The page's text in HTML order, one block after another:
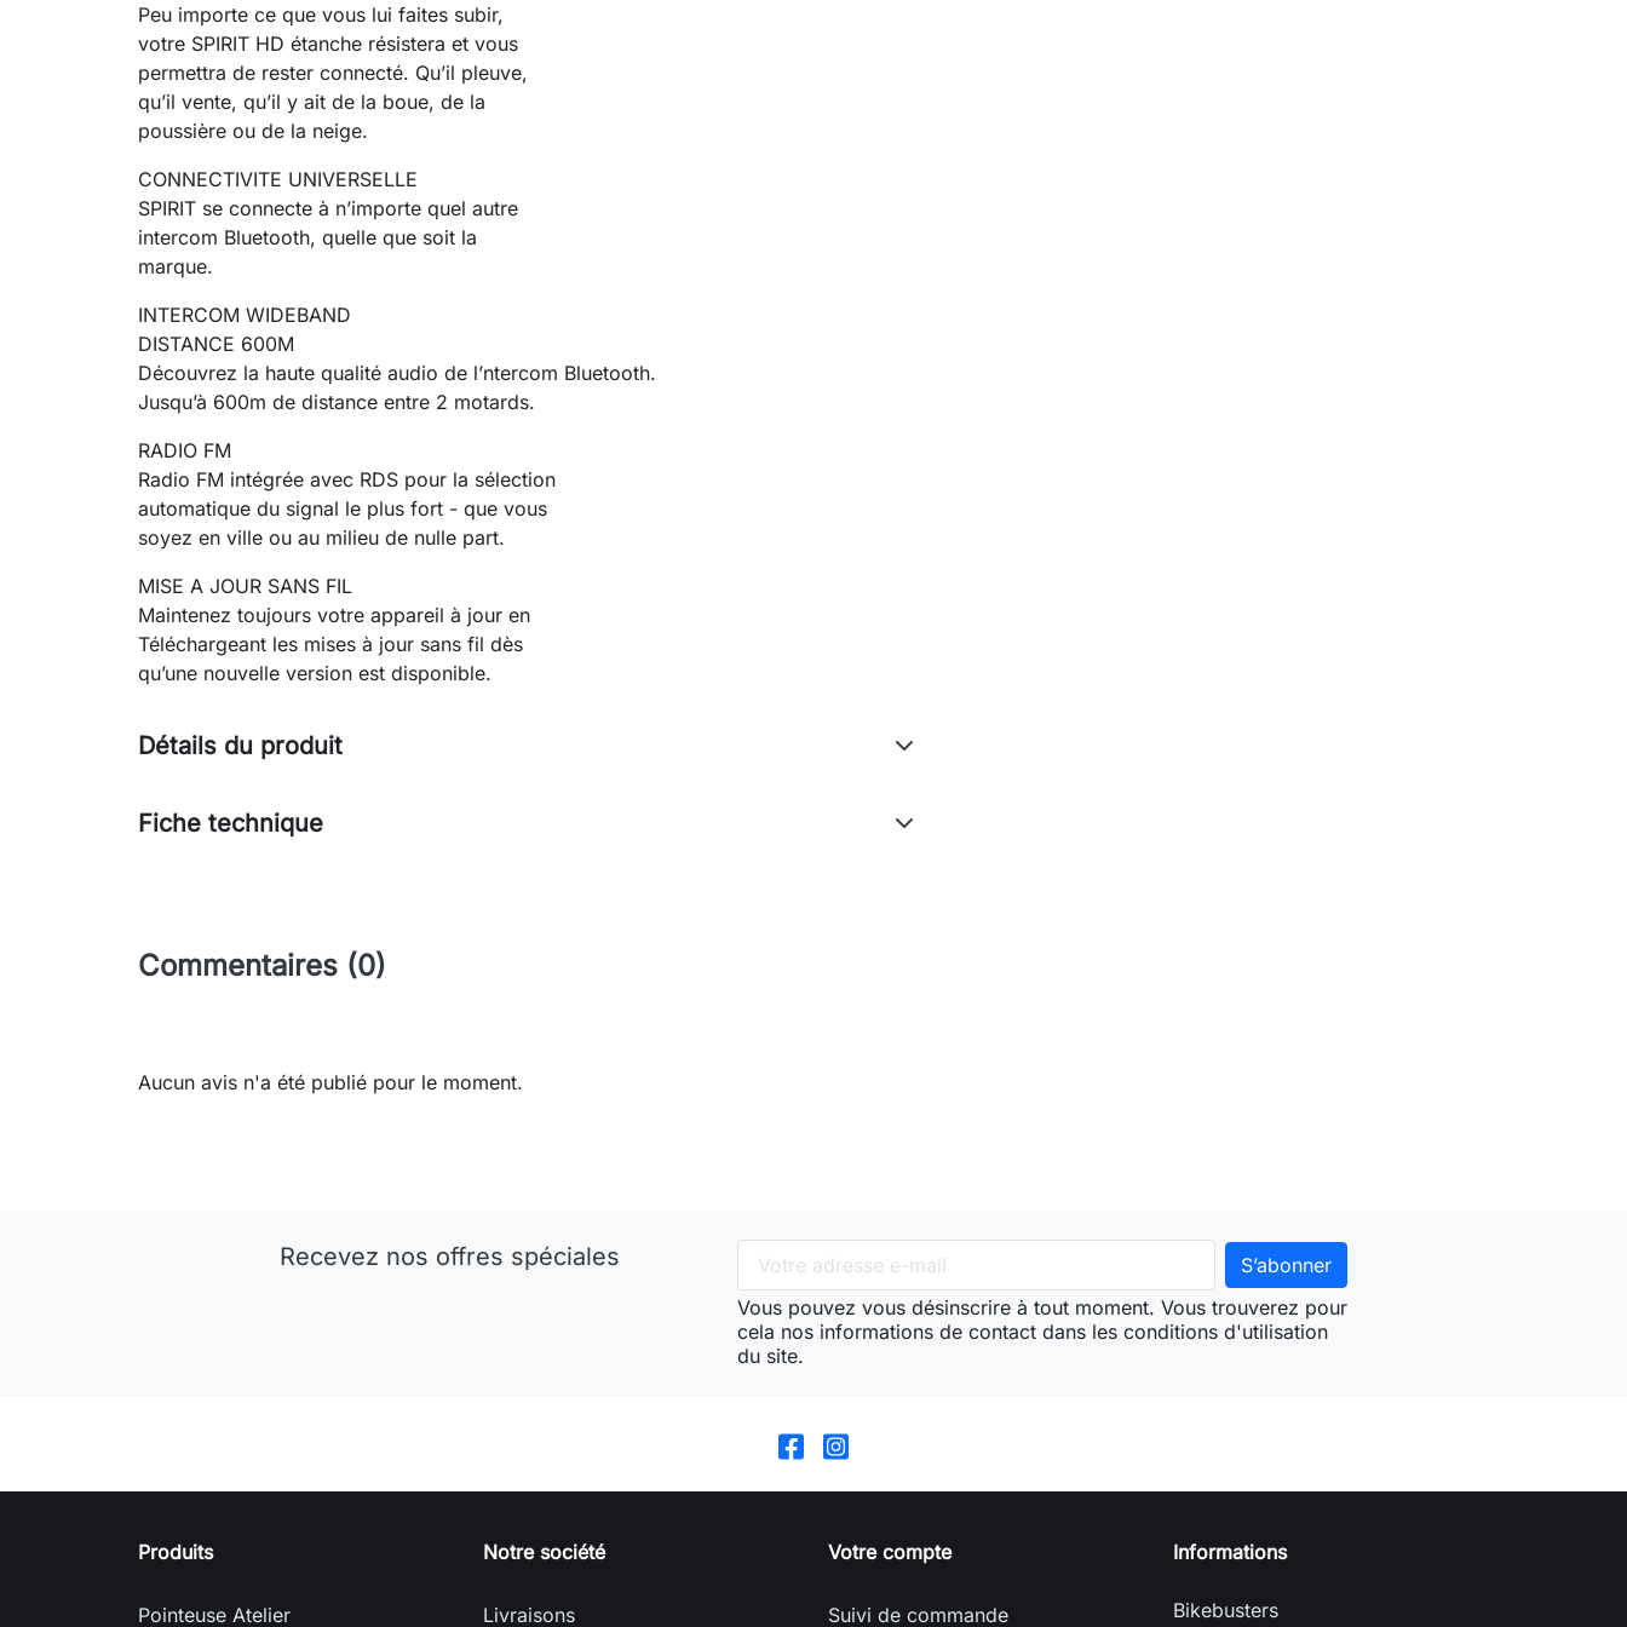
Peu importe ce que vous lui faites subir,
votre SPIRIT HD étanche résistera et vous
permettra de rester connecté. Qu’il pleuve,
qu’il vente, qu’il y ait de la boue, de la
poussière ou de la neige.
CONNECTIVITE UNIVERSELLE
SPIRIT se connecte à n’importe quel autre
intercom Bluetooth, quelle que soit la
marque.
INTERCOM WIDEBAND
DISTANCE 600M
Découvrez la haute qualité audio de l’ntercom Bluetooth.
Jusqu’à 600m de distance entre 2 motards.
RADIO FM
Radio FM intégrée avec RDS pour la sélection
automatique du signal le plus fort - que vous
soyez en ville ou au milieu de nulle part.
MISE A JOUR SANS FIL
Maintenez toujours votre appareil à jour en
Téléchargeant les mises à jour sans fil dès
qu’une nouvelle version est disponible.
Détails du produit
Fiche technique
Commentaires (0)
Aucun avis n'a été publié pour le moment.
Recevez nos offres spéciales
Vous pouvez vous désinscrire à tout moment. Vous trouverez pour
cela nos informations de contact dans les conditions d'utilisation
du site.
Produits
Pointeuse Atelier
Notre société
Livraisons
Votre compte
Suivi de commande
Informations
Bikebusters